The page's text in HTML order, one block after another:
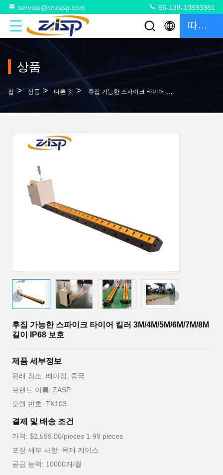
service@cnzasp.com 86-138-10893981
따옴표
상품
집 > 상품 > 다른 것 > 후집 가능한 스파이크 타이어 킬러 3M/4M/5M/6M/7M/8M 길이 IP68 보호
후집 가능한 스파이크 타이어 킬러 3M/4M/5M/6M/7M/8M
길이 IP68 보호
제품 세부정보
원래 장소: 베이징, 중국
브랜드 이름: ZASP
모델 번호: TK103
결제 및 배송 조건
가격: $2,599.00/pieces 1-99 pieces
포장 세부 사항: 목재 케이스
공급 능력: 10000개/월